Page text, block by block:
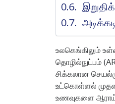
இறுதிக்
உலகெங்கிலும்
தொழில்நுட்பம்
சிக்கலான
உட்கொள்ளல்
உணவுகளை